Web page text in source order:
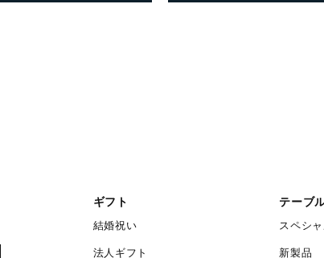
ギフト
結婚祝い
法人ギフト
テーブ
スペシ
新製品